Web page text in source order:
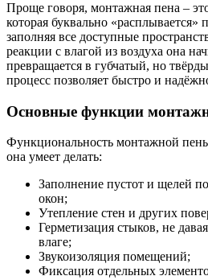
Проще говоря, монтажная пена –
которая буквально «расплывается»
заполняя все доступные
реакции с влагой из воздуха она
превращается в губчатый, но
процесс позволяет быстро и
Основные функции
Функциональность монтажной
она умеет делать:
Заполнение пустот и щелей
окон;
Утепление стен и других
Герметизация стыков, не
влаге;
Звукоизоляция помещений;
Фиксация отдельных